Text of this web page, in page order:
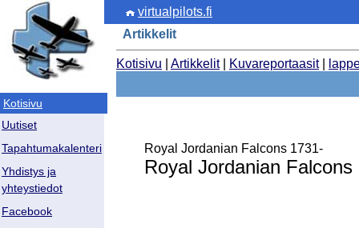
Kotisivu
Uutiset
Tapahtumakalenteri
Yhdistys ja
yhteystiedot
Facebook
virtualpilots.fi
Artikkelit
Kotisivu Artikkelit| Kuvareportaasit|
Royal Jordanian Falcons 1731-
Royal Jordanian Falcons